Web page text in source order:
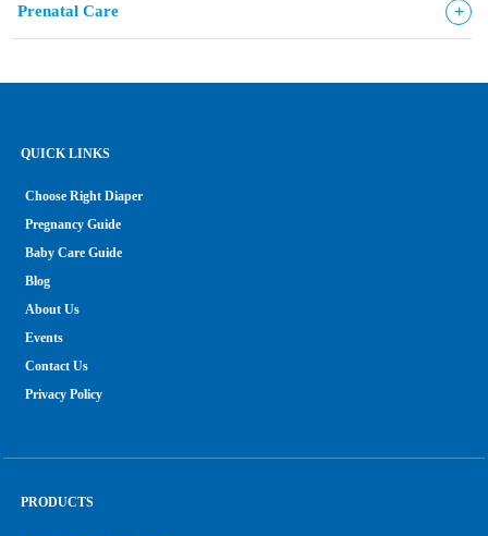
Prenatal Care +
QUICK LINKS
Choose Right Diaper
Pregnancy Guide
Baby Care Guide
Blog
About Us
Events
Contact Us
Privacy Policy
PRODUCTS